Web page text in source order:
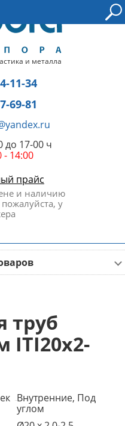
и металла
11-34
69-81
до 17-00 ч
- 14:00
прайс
и наличию
у
труб
ITI20x2-
Внутренние, Под
углом